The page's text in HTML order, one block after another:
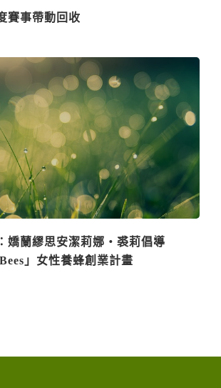
賽事帶動回收
嬌蘭繆思安潔莉娜‧裘莉倡導
」女性養蜂創業計畫